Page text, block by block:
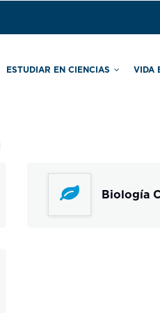
ESTUDIAR EN CIENCIAS VIDA
Biología